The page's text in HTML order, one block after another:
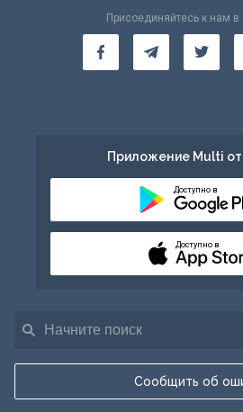
Сообщить об
Присоединяйтесь к нам в
Приложение Multi
Доступно в
Доступно в